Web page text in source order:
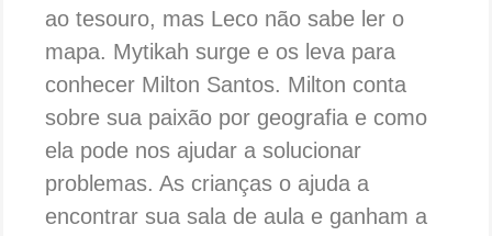
ao tesouro, mas Leco não sabe ler o
mapa. Mytikah surge e os leva para
conhecer Milton Santos. Milton conta
sobre sua paixão por geografia e como
ela pode nos ajudar a solucionar
problemas. As crianças o ajuda a
encontrar sua sala de aula e ganham a